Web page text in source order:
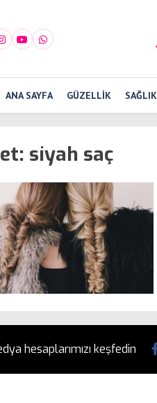
ANA SAYFA GÜZELLIK SAĞLIK
siyah saç
hesaplarımızı keşfedin